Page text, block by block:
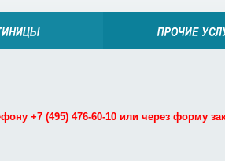
+7 (495) 476-60-10 или через форму